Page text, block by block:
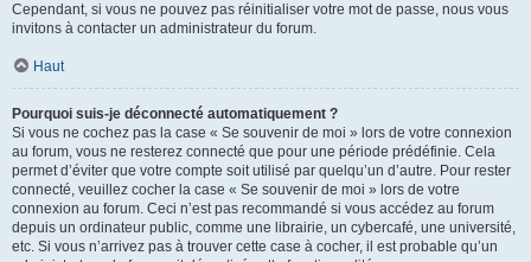
Cependant, si vous ne pouvez pas réinitialiser votre mot de passe, nous vous
invitons à contacter un administrateur du forum.
Haut
Pourquoi suis-je déconnecté automatiquement ?
Si vous ne cochez pas la case « Se souvenir de moi » lors de votre connexion
au forum, vous ne resterez connecté que pour une période prédéfinie. Cela
permet d’éviter que votre compte soit utilisé par quelqu’un d’autre. Pour rester
connecté, veuillez cocher la case « Se souvenir de moi » lors de votre
connexion au forum. Ceci n’est pas recommandé si vous accédez au forum
depuis un ordinateur public, comme une librairie, un cybercafé, une université,
etc. Si vous n’arrivez pas à trouver cette case à cocher, il est probable qu’un